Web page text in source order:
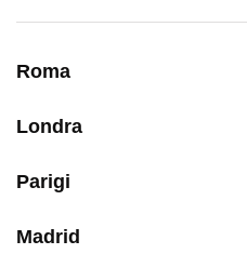
Roma
Londra
Parigi
Madrid